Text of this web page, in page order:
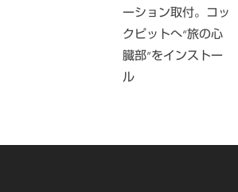
ーション取付。コッ
クピットへ“旅の心
臓部”をインストー
ル